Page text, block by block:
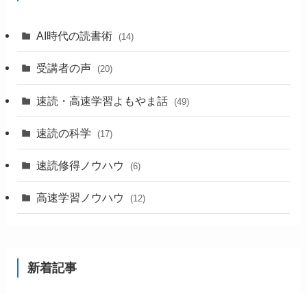
AI時代の読書術 (14)
受講者の声 (20)
速読・高速学習よもやま話 (49)
速読の科学 (17)
速読修得ノウハウ (6)
高速学習ノウハウ (12)
新着記事